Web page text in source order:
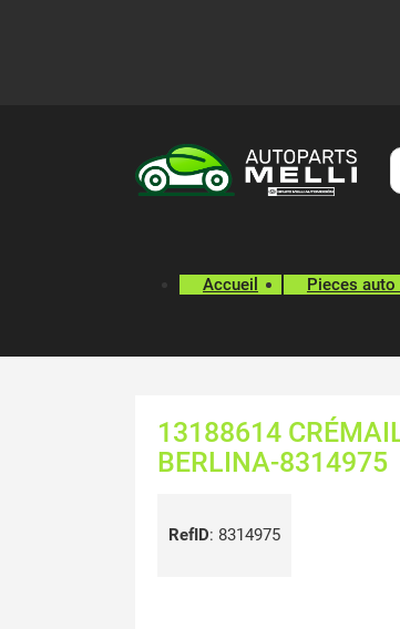
Accueil Pieces auto
13188614
BERLINA-8314975
RefID: 8314975